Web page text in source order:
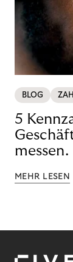
BLOG
5
messen.
MEHR LESEN